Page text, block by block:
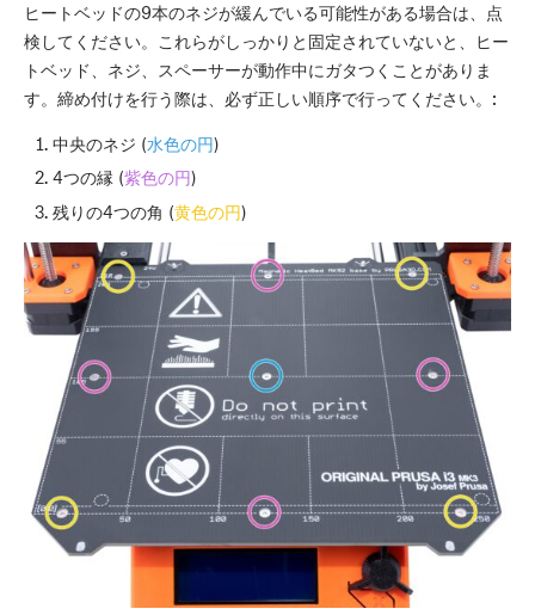
ヒートベッドの9本のネジが緩んでいる可能性がある場合は、点
検してください。これらがしっかりと固定されていないと、ヒー
トベッド、ネジ、スペーサーが動作中にガタつくことがありま
す。締め付けを行う際は、必ず正しい順序で行ってください。:
中央のネジ (水色の円)
4つの縁 (紫色の円)
残りの4つの角 (黄色の円)